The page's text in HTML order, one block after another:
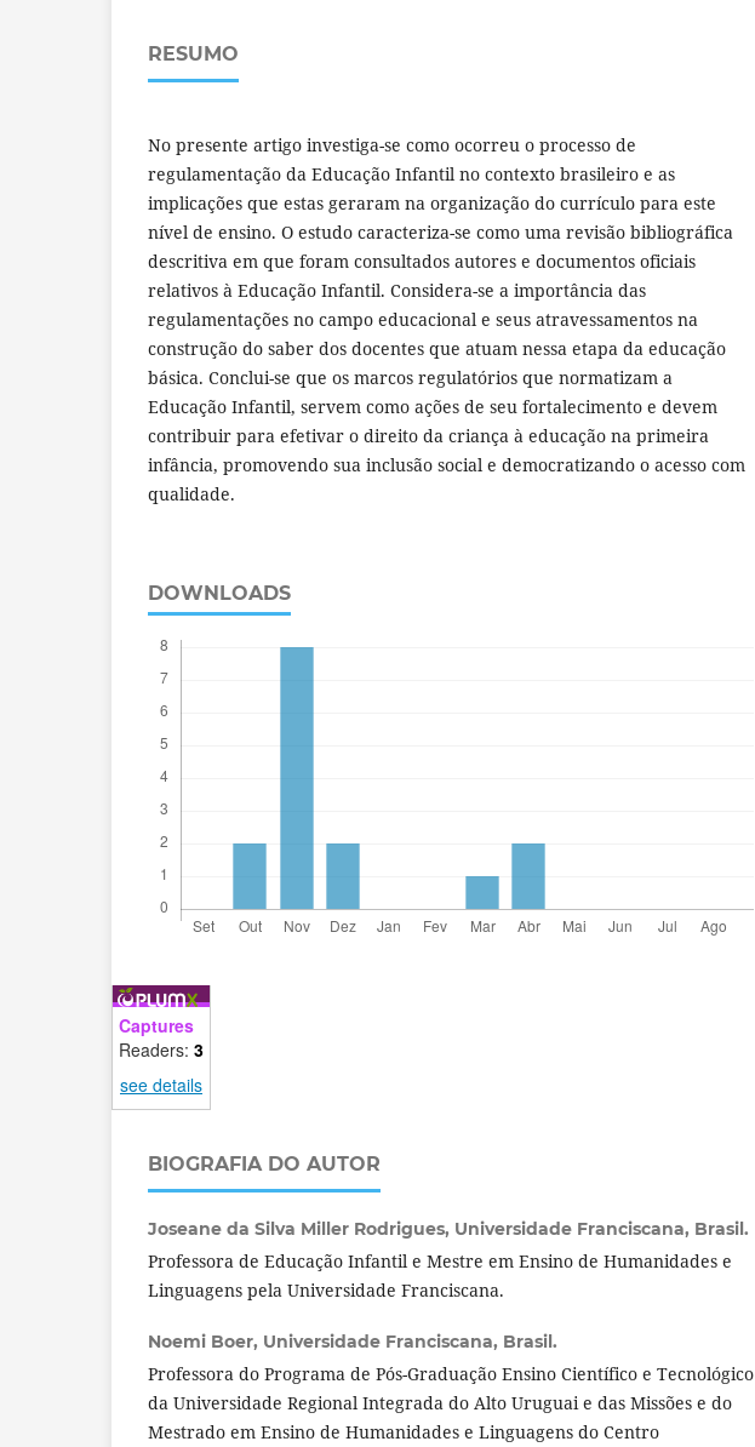
RESUMO
No presente artigo investiga-se como ocorreu o processo de
regulamentação da Educação Infantil no contexto brasileiro e as
implicações que estas geraram na organização do currículo para este
nível de ensino. O estudo caracteriza-se como uma revisão bibliográfica
descritiva em que foram consultados autores e documentos oficiais
relativos à Educação Infantil. Considera-se a importância das
regulamentações no campo educacional e seus atravessamentos na
construção do saber dos docentes que atuam nessa etapa da educação
básica. Conclui-se que os marcos regulatórios que normatizam a
Educação Infantil, servem como ações de seu fortalecimento e devem
contribuir para efetivar o direito da criança à educação na primeira
infância, promovendo sua inclusão social e democratizando o acesso com
qualidade.
DOWNLOADS
Captures
Readers: 3
see details
BIOGRAFIA DO AUTOR
Joseane da Silva Miller Rodrigues, Universidade Franciscana, Brasil.
Professora de Educação Infantil e Mestre em Ensino de Humanidades e
Linguagens pela Universidade Franciscana.
Noemi Boer, Universidade Franciscana, Brasil.
Professora do Programa de Pós-Graduação Ensino Científico e Tecnológico
da Universidade Regional Integrada do Alto Uruguai e das Missões e do
Mestrado em Ensino de Humanidades e Linguagens do Centro